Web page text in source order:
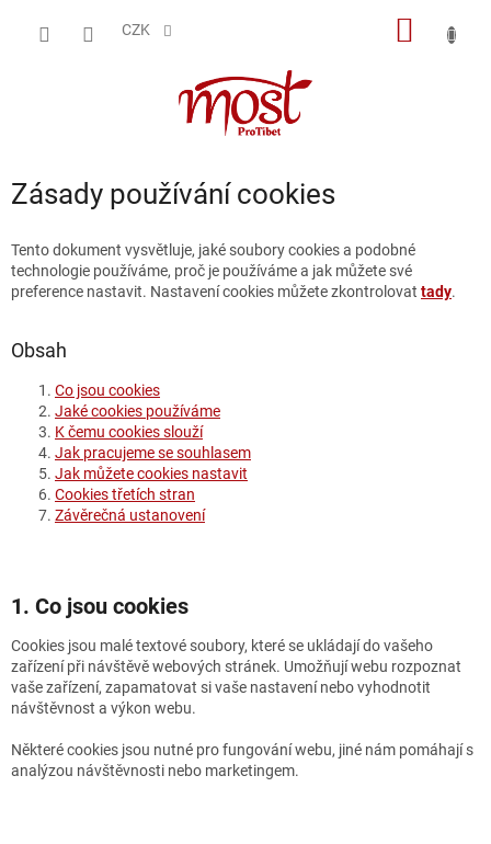
CZK
Zásady používání cookies
Tento dokument vysvětluje, jaké soubory cookies a podobné
technologie používáme, proč je používáme a jak můžete své
preference nastavit. Nastavení cookies můžete zkontrolovat tady.
Obsah
Co jsou cookies
Jaké cookies používáme
K čemu cookies slouží
Jak pracujeme se souhlasem
Jak můžete cookies nastavit
Cookies třetích stran
Závěrečná ustanovení
1. Co jsou cookies
Cookies jsou malé textové soubory, které se ukládají do vašeho
zařízení při návštěvě webových stránek. Umožňují webu rozpoznat
vaše zařízení, zapamatovat si vaše nastavení nebo vyhodnotit
návštěvnost a výkon webu.
Některé cookies jsou nutné pro fungování webu, jiné nám pomáhají s
analýzou návštěvnosti nebo marketingem.